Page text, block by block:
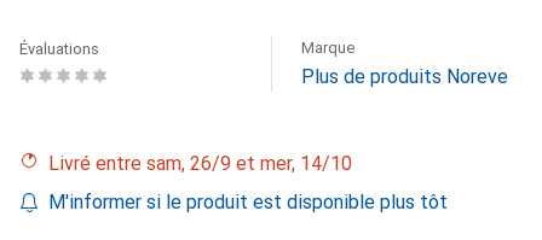
Évaluations Marque
Plus de produits Noreve
Livré entre sam, 26/9 et mer, 14/10
M'informer si le produit est disponible plus tôt